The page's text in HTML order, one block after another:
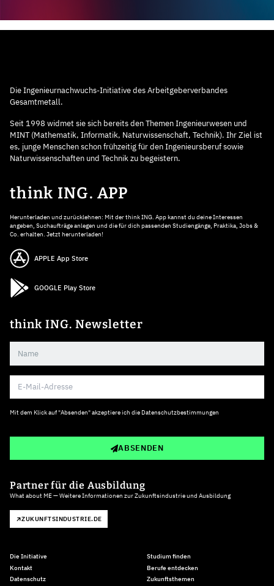
Die Ingenieurnachwuchs-Initiative des Arbeitgeberverbandes
Gesamtmetall.
Seit 1998 widmet sie sich bereits den Themen Ingenieurwesen und
MINT (Mathematik, Informatik, Naturwissenschaft, Technik). Ihr Ziel ist
es, junge Menschen schon frühzeitig für den Ingenieursberuf sowie
Naturwissenschaften und Technik zu begeistern.
think ING. APP
Herunterladen und zurücklehnen: Mit der think ING. App kannst du deine Interessen
angeben, Suchaufträge anlegen und die für dich passenden Studiengänge, Praktika, Jobs &
Co. erhalten. Jetzt herunterladen!
APPLE App Store
GOOGLE Play Store
think ING. Newsletter
Mit dem Klick auf "Absenden" akzeptiere ich die Datenschutzbestimmungen
ABSENDEN
Partner für die Ausbildung
What about ME — Weitere Informationen zur Zukunftsindustrie und Ausbildung
ZUKUNFTSINDUSTRIE.DE
Die Initiative
Kontakt
Datenschutz
Studium finden
Berufe entdecken
Zukunftsthemen